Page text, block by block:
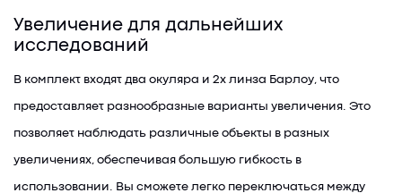
Увеличение для дальнейших
исследований
В комплект входят два окуляра и 2x линза Барлоу, что
предоставляет разнообразные варианты увеличения. Это
позволяет наблюдать различные объекты в разных
увеличениях, обеспечивая большую гибкость в
использовании. Вы сможете легко переключаться между